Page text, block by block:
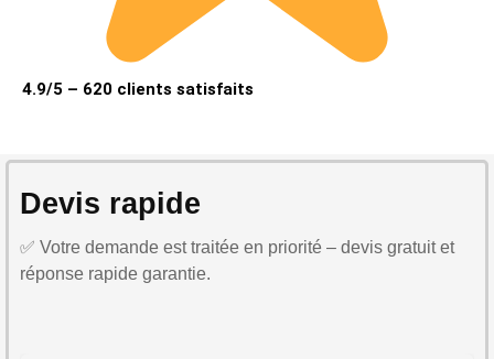
4.9/5 – 620 clients satisfaits
Devis rapide
✅ Votre demande est traitée en priorité – devis gratuit et
réponse rapide garantie.